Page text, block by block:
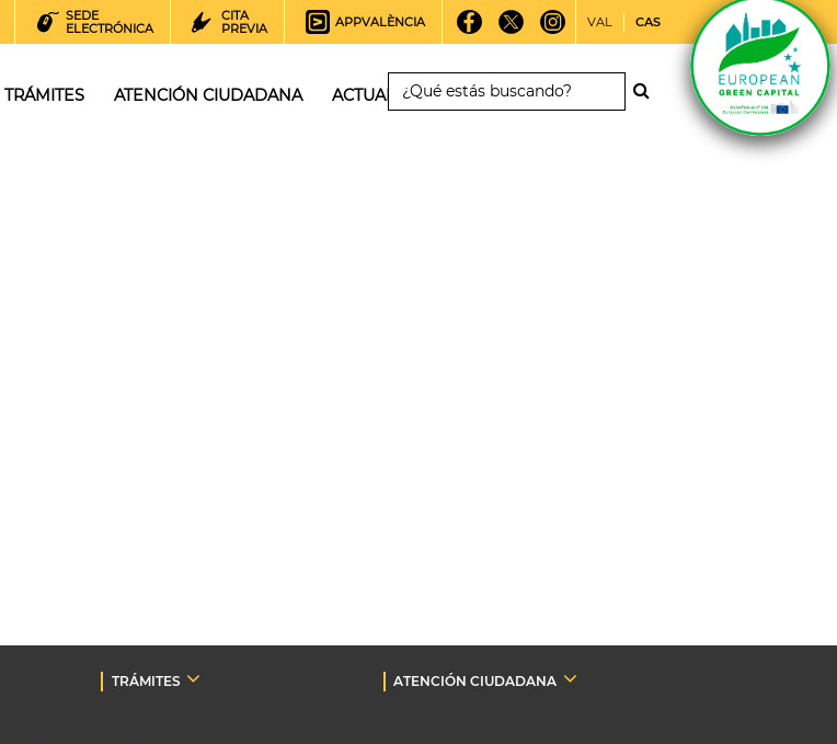
SEDE
ELECTRÓNICA
CITA
PREVIA
APPVALÈNCIA VAL CAS
TRÁMITES ATENCIÓN CIUDADANA ACTUALIDAD
TRÁMITES
ATENCIÓN CIUDADANA